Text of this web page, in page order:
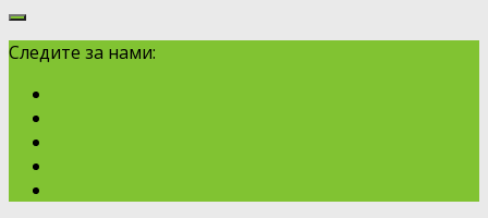
Следите за нами: